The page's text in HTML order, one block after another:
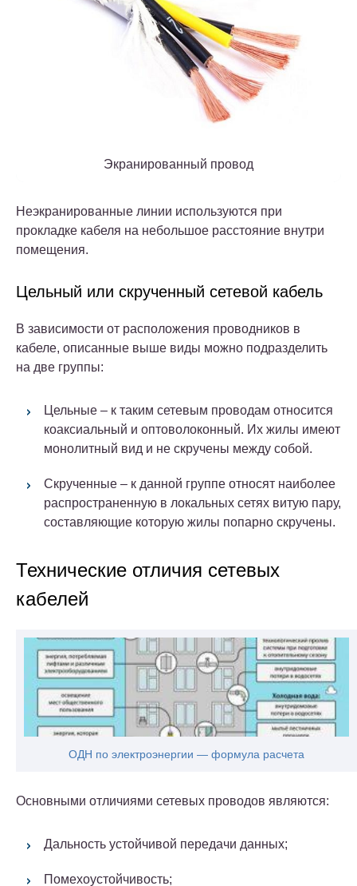
Экранированный провод
Неэкранированные линии используются при
прокладке кабеля на небольшое расстояние внутри
помещения.
Цельный или скрученный сетевой кабель
В зависимости от расположения проводников в
кабеле, описанные выше виды можно подразделить
на две группы:
Цельные – к таким сетевым проводам относится
коаксиальный и оптоволоконный. Их жилы имеют
монолитный вид и не скручены между собой.
Скрученные – к данной группе относят наиболее
распространенную в локальных сетях витую пару,
составляющие которую жилы попарно скручены.
Технические отличия сетевых
кабелей
ОДН по электроэнергии — формула расчета
Основными отличиями сетевых проводов являются:
Дальность устойчивой передачи данных;
Помехоустойчивость;